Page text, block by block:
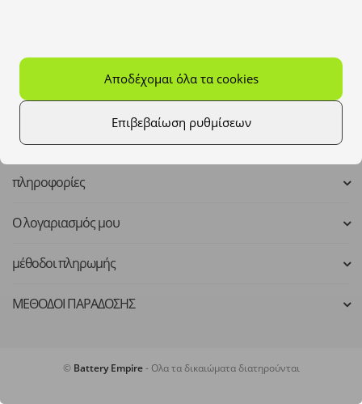
Επιβεβαίωση ρυθμίσεων
Αποδέχομαι όλα τα cookies
Mo - Fr: 8:00 - 16:00
kontakt@batteryempire.de
πληροφορίες
Ο λογαριασμός μου
μέθοδοι πληρωμής
ΜΕΘΟΔΟΙ ΠΑΡΑΔΟΣΗΣ
© Battery Empire- Ολα τα δικαιώματα διατηρούνται